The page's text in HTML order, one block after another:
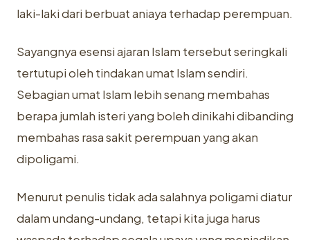
laki-laki dari berbuat aniaya terhadap perempuan.
Sayangnya esensi ajaran Islam tersebut seringkali
tertutupi oleh tindakan umat Islam sendiri.
Sebagian umat Islam lebih senang membahas
berapa jumlah isteri yang boleh dinikahi dibanding
membahas rasa sakit perempuan yang akan
dipoligami.
Menurut penulis tidak ada salahnya poligami diatur
dalam undang-undang, tetapi kita juga harus